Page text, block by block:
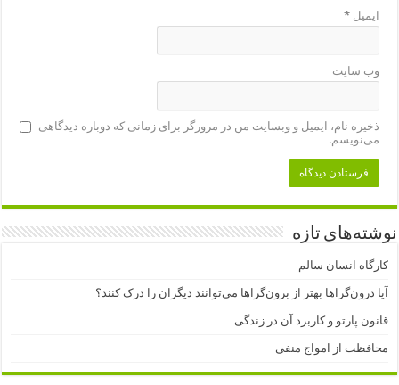
ایمیل*
وب‌ سایت
ذخیره نام، ایمیل و وبسایت من در مرورگر برای زمانی که دوباره دیدگاهی
می‌نویسم.
نوشته‌های تازه
کارگاه انسان سالم
آیا درون‌گراها بهتر از برون‌گراها می‌توانند دیگران را درک کنند؟
قانون پارتو و کاربرد آن در زندگی
محافظت از امواج منفی